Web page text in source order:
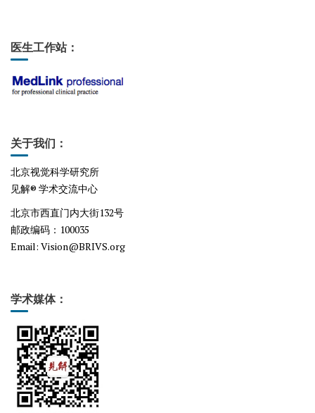
医生工作站：
关于我们：
北京视觉科学研究所
见解® 学术交流中心
北京市西直门内大街132号
邮政编码：100035
Email: Vision@BRIVS.org
学术媒体：